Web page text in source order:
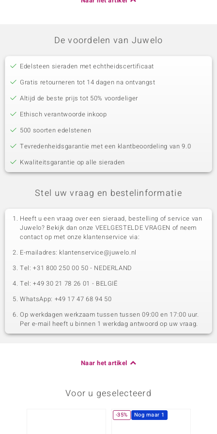
De voordelen van Juwelo
Edelsteen sieraden met echtheidscertificaat
Gratis retourneren tot 14 dagen na ontvangst
Altijd de beste prijs tot 50% voordeliger
Ethisch verantwoorde inkoop
500 soorten edelstenen
Tevredenheidsgarantie met een klantbeoordeling van 9.0
Kwaliteitsgarantie op alle sieraden
Stel uw vraag en bestelinformatie
Heeft u een vraag over een sieraad, bestelling of service van
Juwelo? Bekijk dan onze VEELGESTELDE VRAGEN of neem
contact op met onze klantenservice via:
E-mailadres: klantenservice@juwelo.nl
Tel: +31 800 250 00 50 - NEDERLAND
Tel: +49 30 21 78 26 01 - BELGIË
WhatsApp: +49 17 47 68 94 50
Op werkdagen werkzaam tussen tussen 09:00 en 17:00 uur.
Per e-mail heeft u binnen 1 werkdag antwoord op uw vraag.
Naar het artikel
Voor u geselecteerd
-35% Nog maar 1